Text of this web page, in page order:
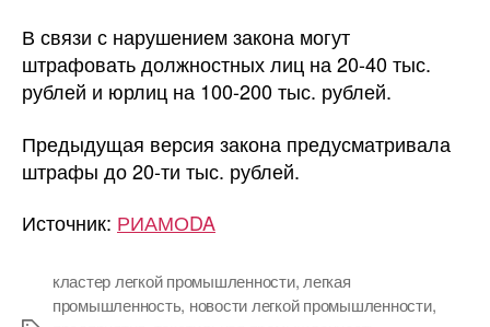
В связи с нарушением закона могут
штрафовать должностных лиц на 20-40 тыс.
рублей и юрлиц на 100-200 тыс. рублей.
Предыдущая версия закона предусматривала
штрафы до 20-ти тыс. рублей.
Источник: РИАМОDA
кластер легкой промышленности,легкая
промышленность, новости легкой промышленности,